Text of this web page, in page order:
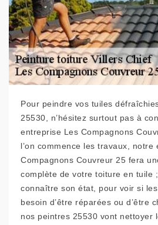
Pour peindre vos tuiles
25530, n’hésitez surtout pas à
entreprise Les Compagnons
l’on commence les travaux, notre
Compagnons Couvreur 25 fera
complète de votre toiture en tuile
connaître son état, pour voir si les
besoin d’être réparées ou d’être
nos peintres 25530 vont nettoyer